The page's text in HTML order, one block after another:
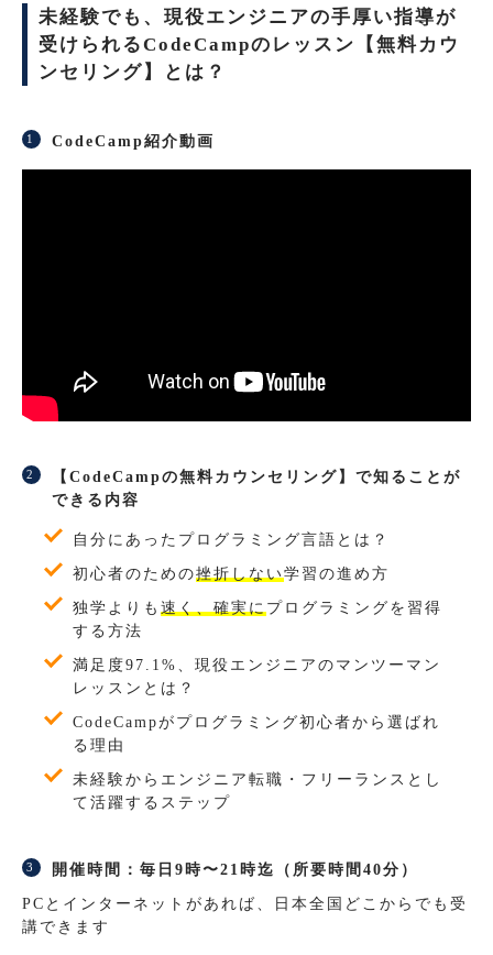
未経験でも、現役エンジニアの手厚い指導が
受けられるCodeCampのレッスン【無料カウ
ンセリング】とは？
CodeCamp紹介動画
【CodeCampの無料カウンセリング】で知ることが
できる内容
自分にあったプログラミング言語とは？
初心者のための挫折しない学習の進め方
独学よりも 速く、確実にプログラミングを習得
する方法
満足度97.1%、現役エンジニアのマンツーマン
レッスンとは？
CodeCampがプログラミング初心者から選ばれ
る理由
未経験からエンジニア転職・フリーランスとし
て活躍するステップ
開催時間：毎日9時〜21時迄（所要時間40分）
PCとインターネットがあれば、日本全国どこからでも受
講できます